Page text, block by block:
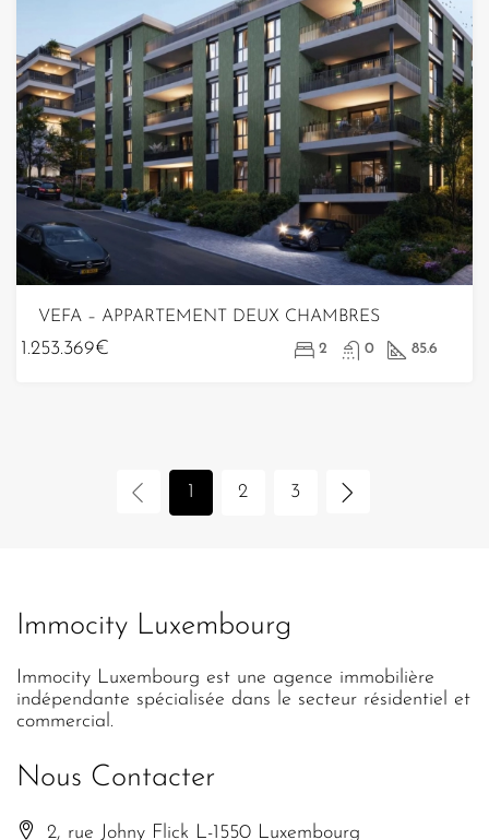
VEFA – APPARTEMENT DEUX CHAMBRES
1.253.369€ 2 0 85.6
1 2 3
Immocity Luxembourg
Immocity Luxembourg est une agence immobilière
indépendante spécialisée dans le secteur résidentiel et
commercial.
Nous Contacter
2, rue Johny Flick L-1550 Luxembourg